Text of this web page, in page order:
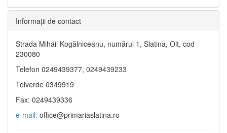
Informaţii de contact
Strada Mihail Kogălniceanu, numărul 1, Slatina, Olt, cod
230080
Telefon 0249439377, 0249439233
Telverde 0349919
Fax: 0249439336
e-mail: office@primariaslatina.ro